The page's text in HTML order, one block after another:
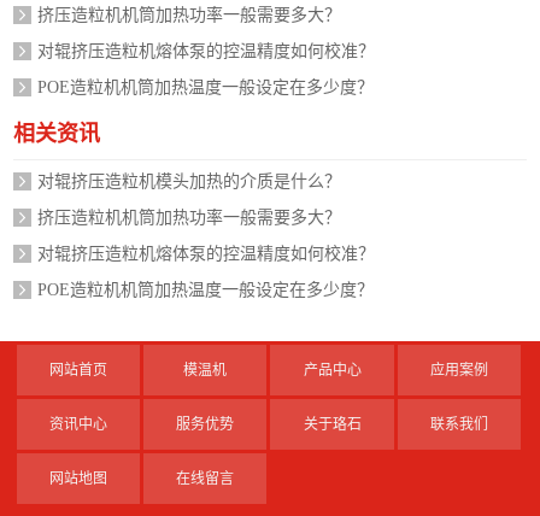
挤压造粒机机筒加热功率一般需要多大？
对辊挤压造粒机熔体泵的控温精度如何校准？
POE造粒机机筒加热温度一般设定在多少度？
相关资讯
对辊挤压造粒机模头加热的介质是什么？
挤压造粒机机筒加热功率一般需要多大？
对辊挤压造粒机熔体泵的控温精度如何校准？
POE造粒机机筒加热温度一般设定在多少度？
网站首页 模温机 产品中心 应用案例
资讯中心 服务优势 关于珞石 联系我们
网站地图 在线留言